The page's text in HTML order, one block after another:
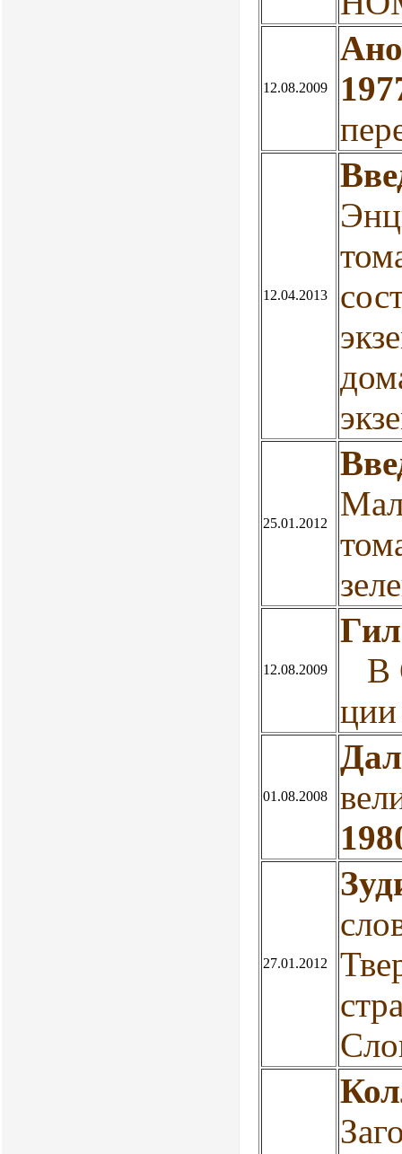
12.08.2009
12.04.2013
25.01.2012
12.08.2009
В
ции
01.08.2008
27.01.2012